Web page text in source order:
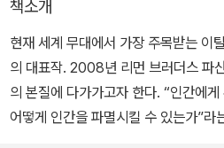
책소개
현재 세계 무대에서 가장 주목받는 이
의 대표작. 2008년 리먼 브러더스 파
의 본질에 다가가고자 한다. “인간에
어떻게 인간을 파멸시킬 수 있는가”라